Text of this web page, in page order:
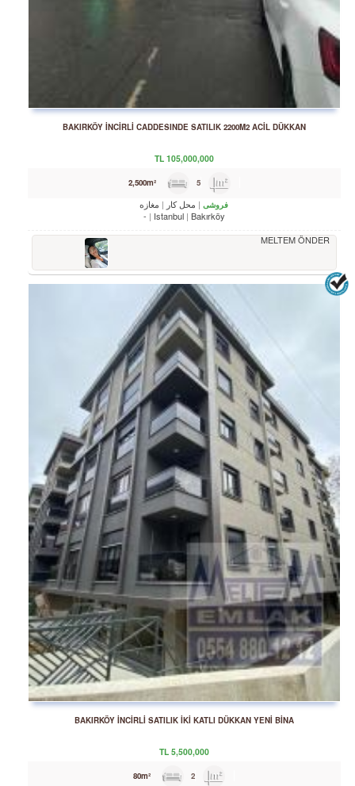
BAKIRKÖY İNCİRLİ CADDESINDE SATILIK 2200M2 ACİL DÜKKAN
TL105,000,000
5
فروشی محل کار
مغازه
Istanbul Bakırköy
-
MELTEM ÖNDER
BAKIRKÖY İNCİRLİ SATILIK İKİ KATLI DÜKKAN YENİ BİNA
TL5,500,000
2